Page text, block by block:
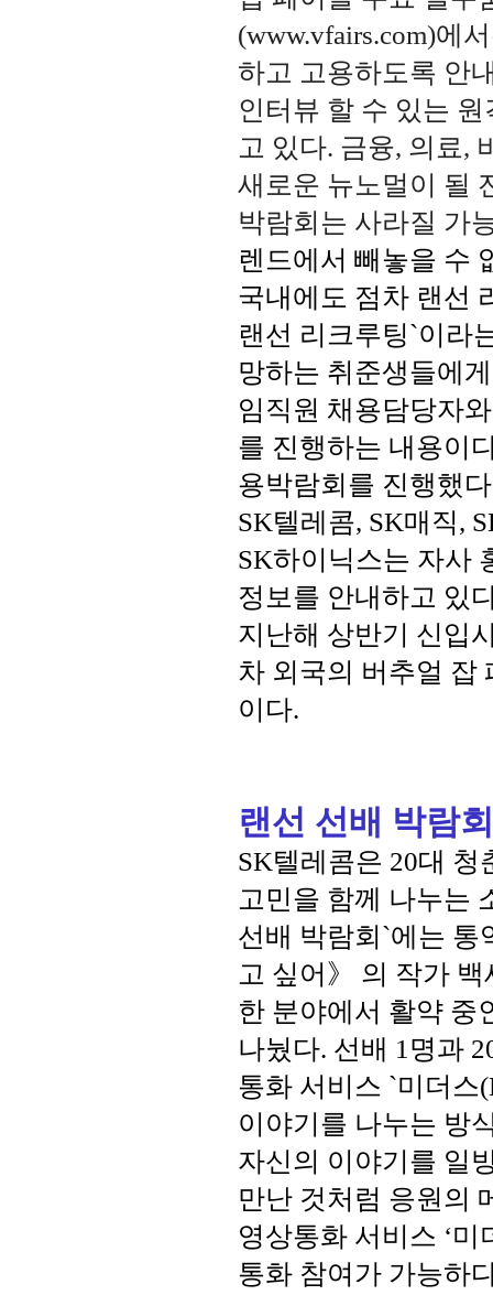
(www.vfairs.com)에
하고 고용하도록 안
인터뷰 할 수 있는
고 있다. 금융, 의료,
새로운 뉴노멀이 될
박람회는 사라질 가
렌드에서 빼놓을 수
국내에도 점차 랜선
랜선 리크루팅`이라
망하는 취준생들에
임직원 채용담당자
를 진행하는 내용이
용박람회를 진행했
SK텔레콤, SK매직,
SK하이닉스는 자사
정보를 안내하고 있
지난해 상반기 신입
차 외국의 버추얼 잡
이다.
랜선 선배 박람
SK텔레콤은 20대 청
고민을 함께 나누는
선배 박람회`에는 통
고 싶어》 의 작가
한 분야에서 활약 중
나눴다. 선배 1명과
통화 서비스 `미더스
이야기를 나누는 방
자신의 이야기를 일
만난 것처럼 응원의
영상통화 서비스 ‘미
통화 참여가 가능하